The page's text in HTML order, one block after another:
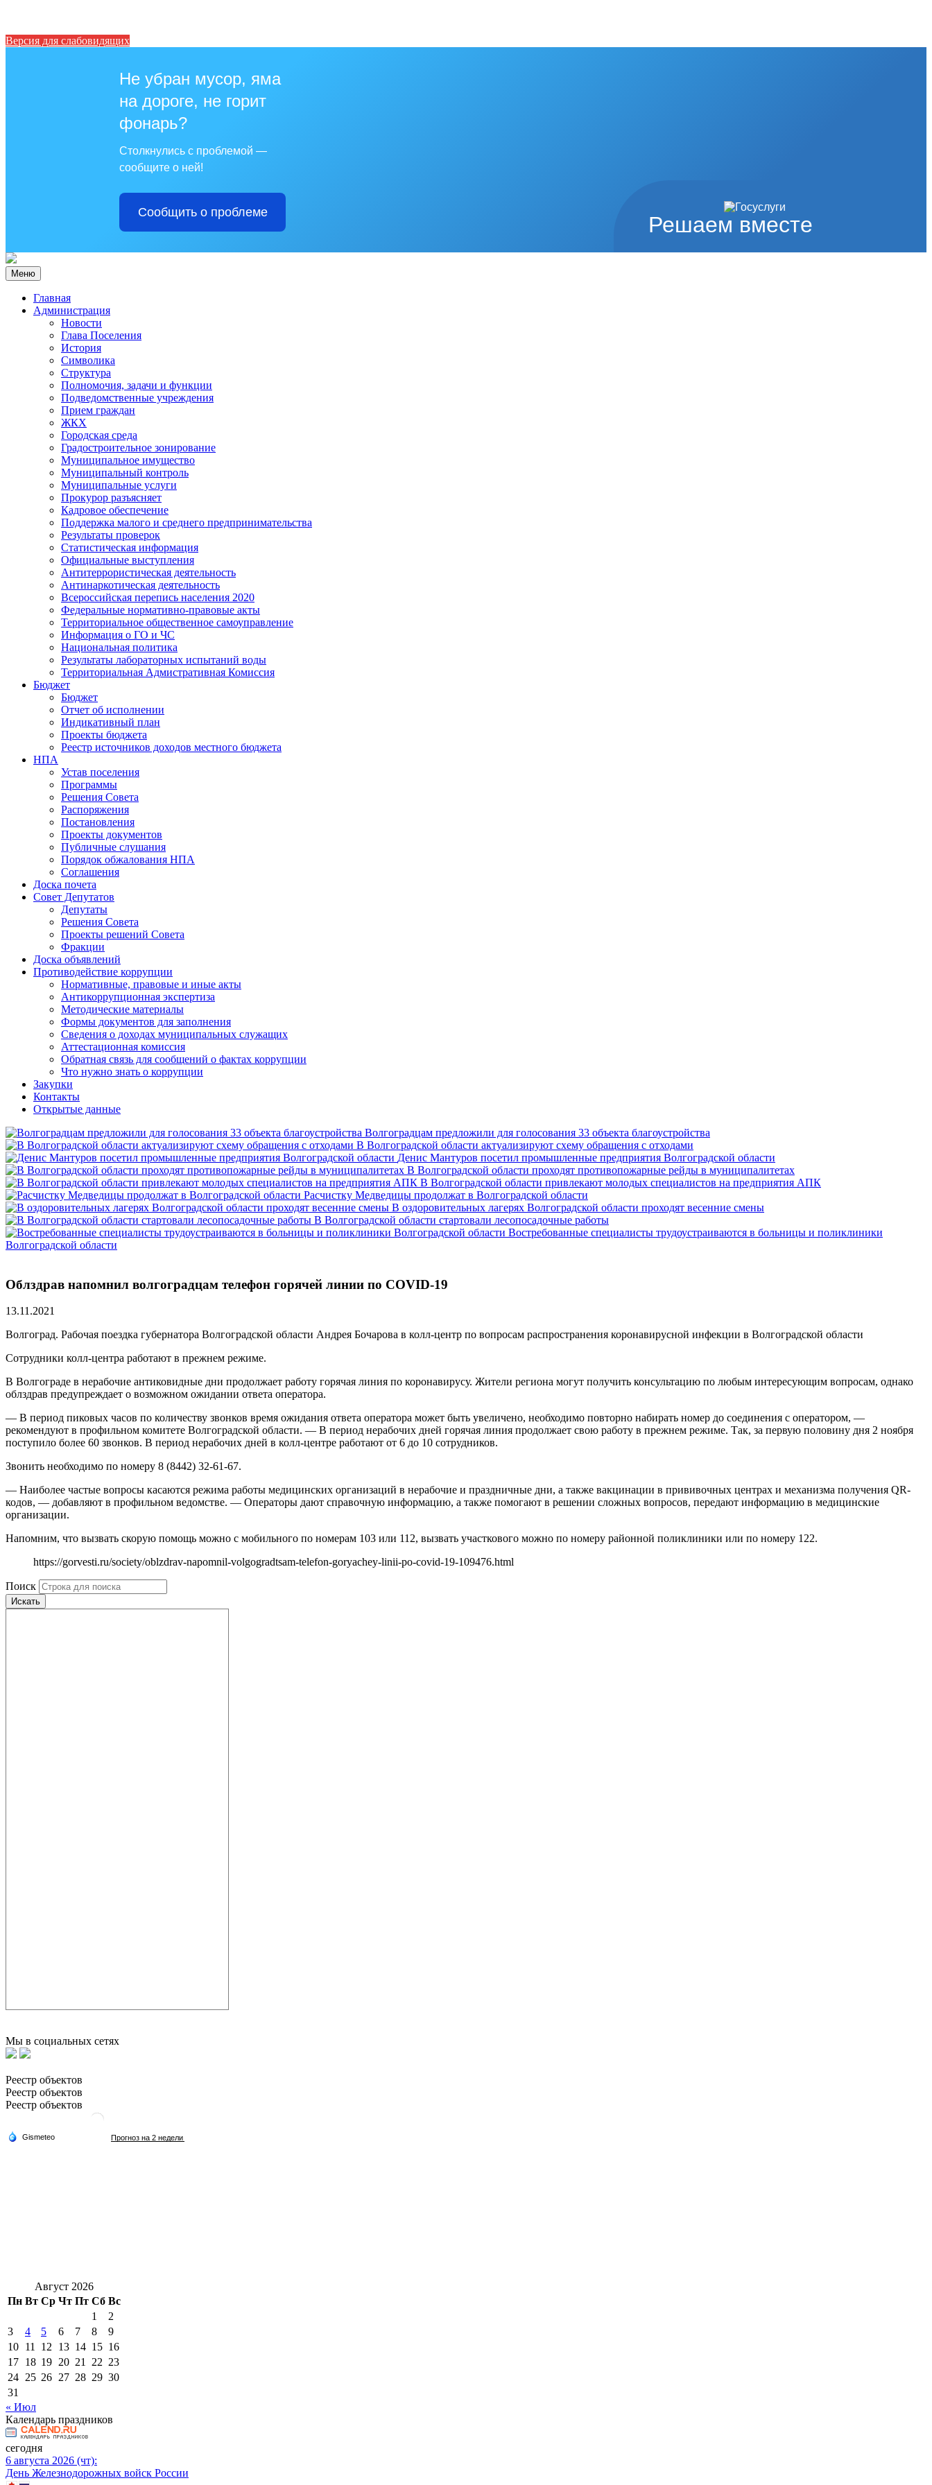
Версия для слабовидящих
Решаем вместе
Не убран мусор, яма
на дороге, не горит
фонарь?
Столкнулись с проблемой —
сообщите о ней!
Сообщить о проблеме
Меню
Главная
Администрация
Новости
Глава Поселения
История
Символика
Структура
Полномочия, задачи и функции
Подведомственные учреждения
Прием граждан
ЖКХ
Городская среда
Градостроительное зонирование
Муниципальное имущество
Муниципальный контроль
Муниципальные услуги
Прокурор разъясняет
Кадровое обеспечение
Поддержка малого и среднего предпринимательства
Результаты проверок
Статистическая информация
Официальные выступления
Антитеррористическая деятельность
Антинаркотическая деятельность
Всероссийская перепись населения 2020
Федеральные нормативно-правовые акты
Территориальное общественное самоуправление
Информация о ГО и ЧС
Национальная политика
Результаты лабораторных испытаний воды
Территориальная Адмистративная Комиссия
Бюджет
Бюджет
Отчет об исполнении
Индикативный план
Проекты бюджета
Реестр источников доходов местного бюджета
НПА
Устав поселения
Программы
Решения Совета
Распоряжения
Постановления
Проекты документов
Публичные слушания
Порядок обжалования НПА
Соглашения
Доска почета
Совет Депутатов
Депутаты
Решения Совета
Проекты решений Совета
Фракции
Доска объявлений
Противодействие коррупции
Нормативные, правовые и иные акты
Антикоррупционная экспертиза
Методические материалы
Формы документов для заполнения
Сведения о доходах муниципальных служащих
Аттестационная комиссия
Обратная связь для сообщений о фактах коррупции
Что нужно знать о коррупции
Закупки
Контакты
Открытые данные
Волгоградцам предложили для голосования 33 объекта благоустройства
В Волгоградской области актуализируют схему обращения с отходами
Денис Мантуров посетил промышленные предприятия Волгоградской области
В Волгоградской области проходят противопожарные рейды в муниципалитетах
В Волгоградской области привлекают молодых специалистов на предприятия АПК
Расчистку Медведицы продолжат в Волгоградской области
В оздоровительных лагерях Волгоградской области проходят весенние смены
В Волгоградской области стартовали лесопосадочные работы
Востребованные специалисты трудоустраиваются в больницы и поликлиники
Волгоградской области
Облздрав напомнил волгоградцам телефон горячей линии по COVID-19
13.11.2021
Волгоград. Рабочая поездка губернатора Волгоградской области Андрея Бочарова в колл-центр по вопросам распространения коронавирусной инфекции в Волгоградской области
Сотрудники колл-центра работают в прежнем режиме.
В Волгограде в нерабочие антиковидные дни продолжает работу горячая линия по коронавирусу. Жители региона могут получить консультацию по любым интересующим вопросам, однако
облздрав предупреждает о возможном ожидании ответа оператора.
— В период пиковых часов по количеству звонков время ожидания ответа оператора может быть увеличено, необходимо повторно набирать номер до соединения с оператором, —
рекомендуют в профильном комитете Волгоградской области. — В период нерабочих дней горячая линия продолжает свою работу в прежнем режиме. Так, за первую половину дня 2 ноября
поступило более 60 звонков. В период нерабочих дней в колл-центре работают от 6 до 10 сотрудников.
Звонить необходимо по номеру 8 (8442) 32-61-67.
— Наиболее частые вопросы касаются режима работы медицинских организаций в нерабочие и праздничные дни, а также вакцинации в прививочных центрах и механизма получения QR-
кодов, — добавляют в профильном ведомстве. — Операторы дают справочную информацию, а также помогают в решении сложных вопросов, передают информацию в медицинские
организации.
Напомним, что вызвать скорую помощь можно с мобильного по номерам 103 или 112, вызвать участкового можно по номеру районной поликлиники или по номеру 122.
https://gorvesti.ru/society/oblzdrav-napomnil-volgogradtsam-telefon-goryachey-linii-po-covid-19-109476.html
Поиск
Искать
Мы в социальных сетях
Реестр объектов
Реестр объектов
Реестр объектов
Август 2026
Пн Вт Ср Чт Пт Сб Вс
1
2
3
4 5 6 7 8
9
10 11 12 13 14 15 16
17 18 19 20 21 22 23
24 25 26 27 28 29 30
31
« Июл
Календарь праздников
сегодня
6 августа 2026 (чт):
День Железнодорожных войск России